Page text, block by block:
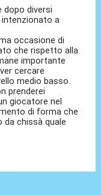
dopo diversi
intenzionato a
occasione di
che rispetto alla
importante
cercare
medio basso.
prenderei
giocatore nel
di forma che
da chissà quale